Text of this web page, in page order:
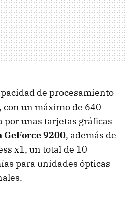
de procesamiento
un máximo de 640
por unas tarjetas gráficas
GeForce 9200, además de
x1, un total de 10
para unidades ópticas